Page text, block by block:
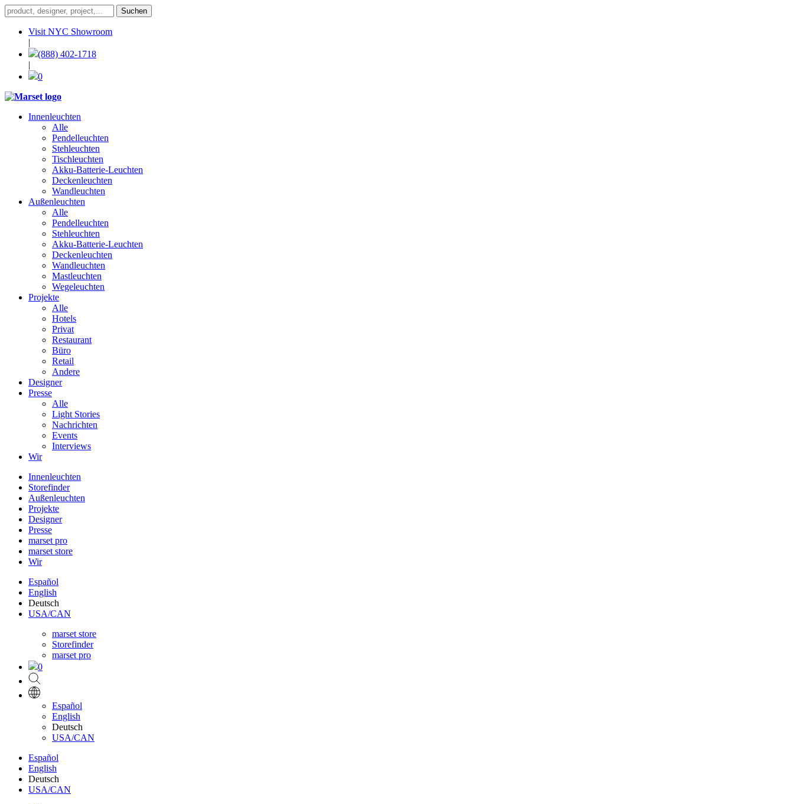
Visit NYC Showroom
|
(888) 402-1718
|
0
Innenleuchten
Alle
Pendelleuchten
Stehleuchten
Tischleuchten
Akku-Batterie-Leuchten
Deckenleuchten
Wandleuchten
Außenleuchten
Alle
Pendelleuchten
Stehleuchten
Akku-Batterie-Leuchten
Deckenleuchten
Wandleuchten
Mastleuchten
Wegeleuchten
Projekte
Alle
Hotels
Privat
Restaurant
Büro
Retail
Andere
Designer
Presse
Alle
Light Stories
Nachrichten
Events
Interviews
Wir
Innenleuchten
Storefinder
Außenleuchten
Projekte
Designer
Presse
marset pro
marset store
Wir
Español
English
Deutsch
USA/CAN
marset store
Storefinder
marset pro
0
Español
English
Deutsch
USA/CAN
Español
English
Deutsch
USA/CAN